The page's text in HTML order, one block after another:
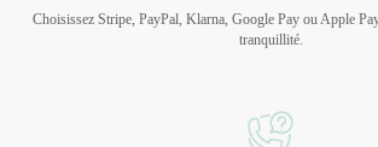
Choisissez Stripe, PayPal, Klarna, Google Pay ou Apple
tranquillité.